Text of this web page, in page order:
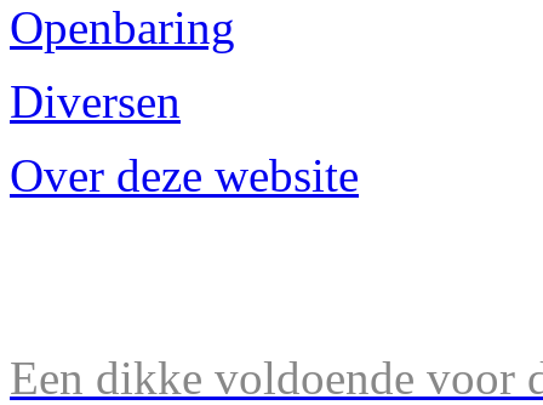
Openbaring
Diversen
Over deze website
Een dikke voldoende voor